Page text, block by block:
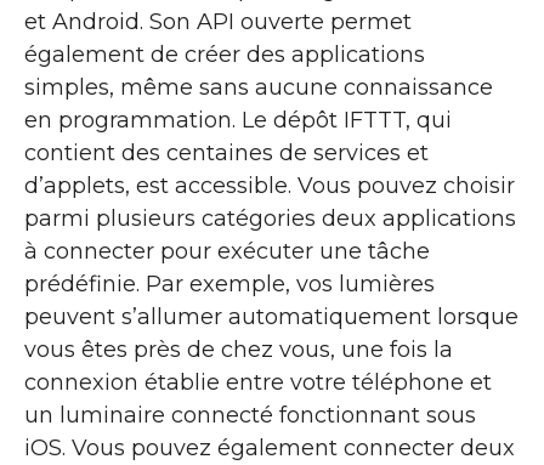
et Android. Son API ouverte permet
également de créer des applications
simples, même sans aucune connaissance
en programmation. Le dépôt IFTTT, qui
contient des centaines de services et
d’applets, est accessible. Vous pouvez choisir
parmi plusieurs catégories deux applications
à connecter pour exécuter une tâche
prédéfinie. Par exemple, vos lumières
peuvent s’allumer automatiquement lorsque
vous êtes près de chez vous, une fois la
connexion établie entre votre téléphone et
un luminaire connecté fonctionnant sous
iOS. Vous pouvez également connecter deux